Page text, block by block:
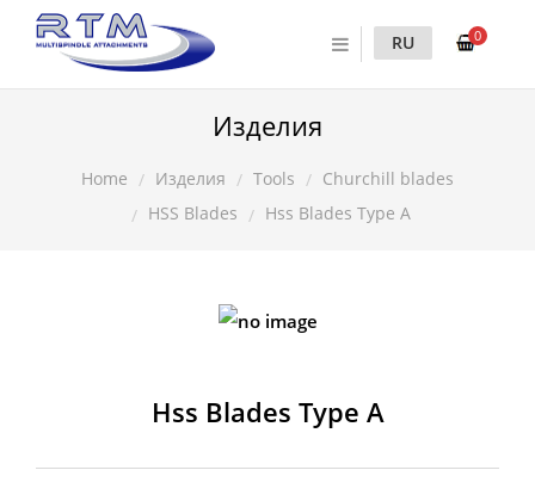
0
RU
Изделия
Home Изделия Tools
Churchill blades
HSS Blades
Hss Blades Type A
Hss Blades Type A